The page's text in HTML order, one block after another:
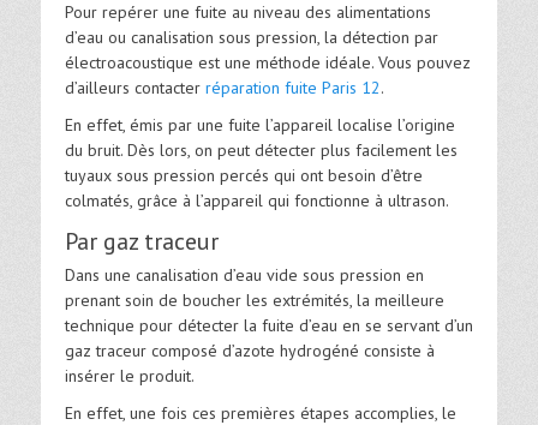
Pour repérer une fuite au niveau des alimentations
d’eau ou canalisation sous pression, la détection par
électroacoustique est une méthode idéale. Vous pouvez
d’ailleurs contacter réparation fuite Paris 12.
En effet, émis par une fuite l’appareil localise l’origine
du bruit. Dès lors, on peut détecter plus facilement les
tuyaux sous pression percés qui ont besoin d’être
colmatés, grâce à l’appareil qui fonctionne à ultrason.
Par gaz traceur
Dans une canalisation d’eau vide sous pression en
prenant soin de boucher les extrémités, la meilleure
technique pour détecter la fuite d’eau en se servant d’un
gaz traceur composé d’azote hydrogéné consiste à
insérer le produit.
En effet, une fois ces premières étapes accomplies, le